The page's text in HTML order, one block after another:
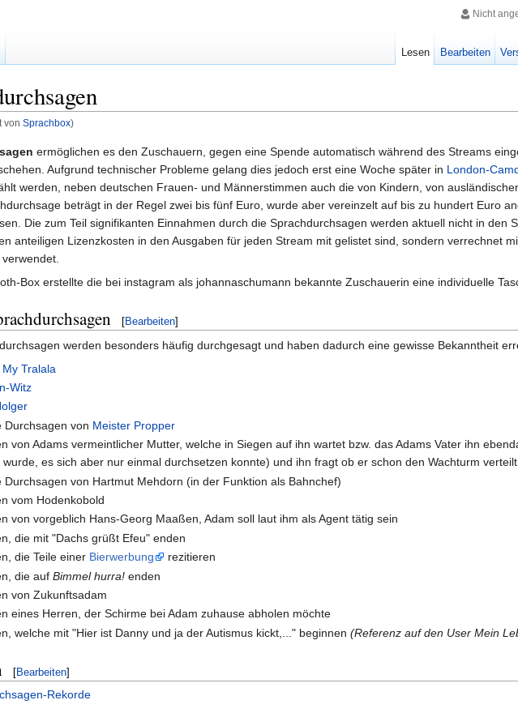
von Sprachbox)
ermöglichen es den Zuschauern, gegen eine Spende automatisch während des Streams
Aufgrund technischer Probleme gelang dies jedoch erst eine Woche später in London-
werden, neben deutschen Frauen- und Männerstimmen auch die von Kindern, von
beträgt in der Regel zwei bis fünf Euro, wurde aber vereinzelt auf bis zu hundert Euro
Die zum Teil signifikanten Einnahmen durch die Sprachdurchsagen werden aktuell nicht in den
anteiligen Lizenzkosten in den Ausgaben für jeden Stream mit gelistet sind, sondern verrechnet
Box erstellte die bei instagram als johannaschumann bekannte Zuschauerin eine individuelle
[Bearbeiten]
werden besonders häufig durchgesagt und haben dadurch eine gewisse Bekanntheit
Tralala
Witz
Durchsagen von Meister Propper
von Adams vermeintlicher Mutter, welche in Siegen auf ihn wartet bzw. das Adams Vater ihn
wurde, es sich aber nur einmal durchsetzen konnte) und ihn fragt ob er schon den Wachturm
Durchsagen von Hartmut Mehdorn (in der Funktion als Bahnchef)
vom Hodenkobold
von vorgeblich Hans-Georg Maaßen, Adam soll laut ihm als Agent tätig sein
die mit "Dachs grüßt Efeu" enden
die Teile einer Bierwerbung
rezitieren
die aufBimmel hurra! enden
von Zukunftsadam
eines Herren, der Schirme bei Adam zuhause abholen möchte
welche mit "Hier ist Danny und ja der Autismus kickt,..." beginnen(Referenz auf den User Mein
[Bearbeiten]
Rekorde
Nicht
Lesen Bearbeiten